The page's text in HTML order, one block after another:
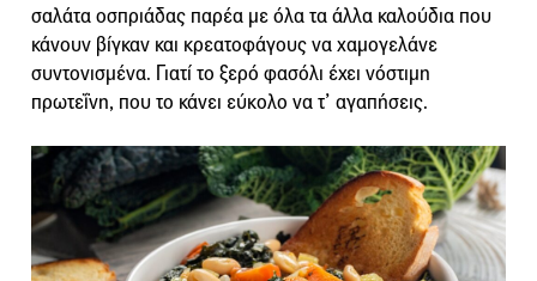
σαλάτα οσπριάδας παρέα με όλα τα άλλα καλούδια που
κάνουν βίγκαν και κρεατοφάγους να χαμογελάνε
συντονισμένα. Γιατί το ξερό φασόλι έχει νόστιμη
πρωτεΐνη, που το κάνει εύκολο να τ’ αγαπήσεις.